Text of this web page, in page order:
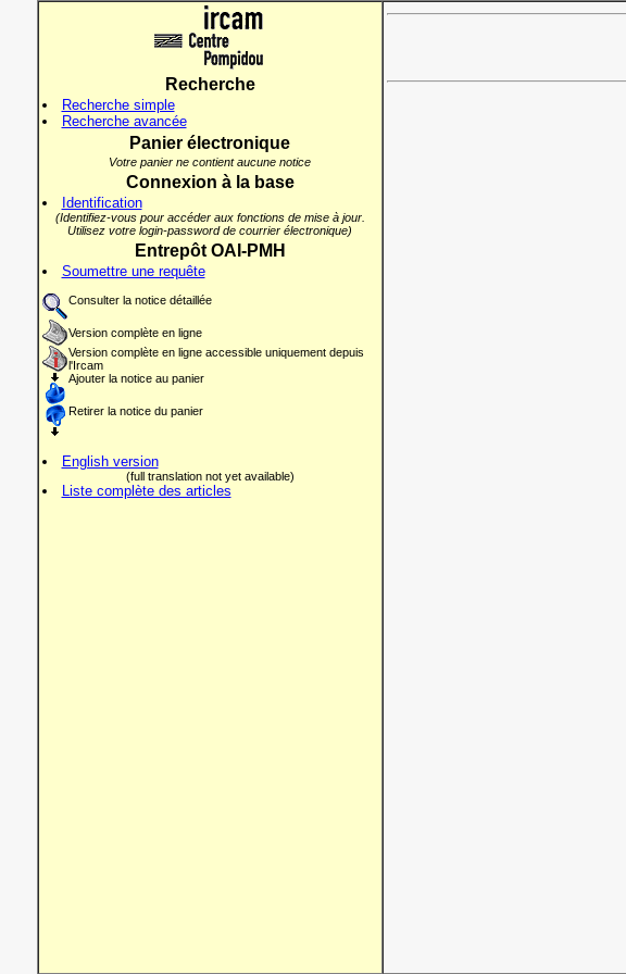
Recherche
Recherche simple
Recherche avancée
Panier électronique
Votre panier ne contient aucune notice
Connexion à la base
Identification
(Identifiez-vous pour accéder aux fonctions de mise à jour.
Utilisez votre login-password de courrier électronique)
Entrepôt OAI-PMH
Soumettre une requête
Consulter la notice détaillée
Version complète en ligne
Version complète en ligne accessible uniquement depuis
l'Ircam
Ajouter la notice au panier
Retirer la notice du panier
English version
(full translation not yet available)
Liste complète des articles